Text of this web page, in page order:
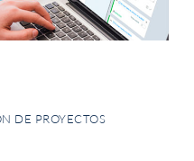
DE PROYECTOS